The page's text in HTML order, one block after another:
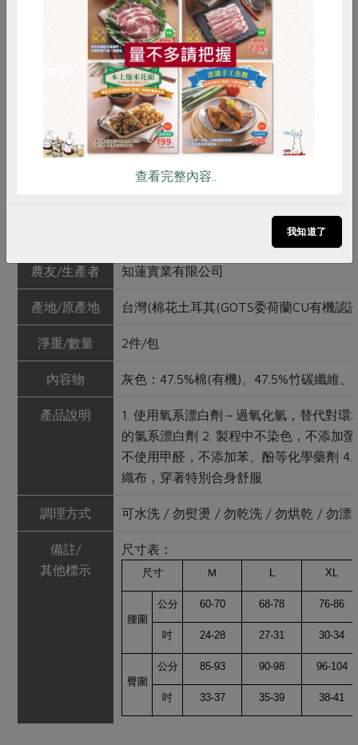
•不使用對環境造成污染的氯系漂白劑；使用氧系漂白劑
──過氧化氫。
•不添加螢光增白劑。
•不使用甲醛、苯、酚等化學藥劑與偶氮染料。
農友/生產者 知蓮實業有限公司
產地/原產地 台灣(棉花土耳其(GOTS委荷蘭CU有機認
淨重/數量 2件/包
內容物 灰色：47.5%棉(有機)、47.5%竹碳纖維、
產品說明
1. 使用氧系漂白劑－過氧化氫，替代對環
的氯系漂白劑 2. 製程中不染色，不添加
不使用甲醛，不添加苯、酚等化學藥劑 4.
織布，穿著特別合身舒服
調理方式 可水洗 / 勿熨燙 / 勿乾洗 / 勿烘乾 / 勿漂
備註/
其他標示
尺寸表：
尺寸 Ｍ L XL
腰圍
公分 60-70 68-78 76-86
吋 24-28 27-31 30-34
臀圍
公分 85-93 90-98 96-104
吋 33-37 35-39 38-41
RPET 食譜 減硝酸鹽
雞蛋 食安 共同購買
查看完整內容..
我知道了